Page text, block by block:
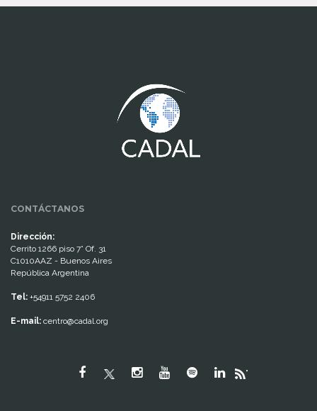
CONTÁCTANOS
Dirección:
Cerrito 1266 piso 7° Of. 31
C1010AAZ - Buenos Aires
República Argentina
Tel: +54911 5752 2406
E-mail: centro@cadal.org
"